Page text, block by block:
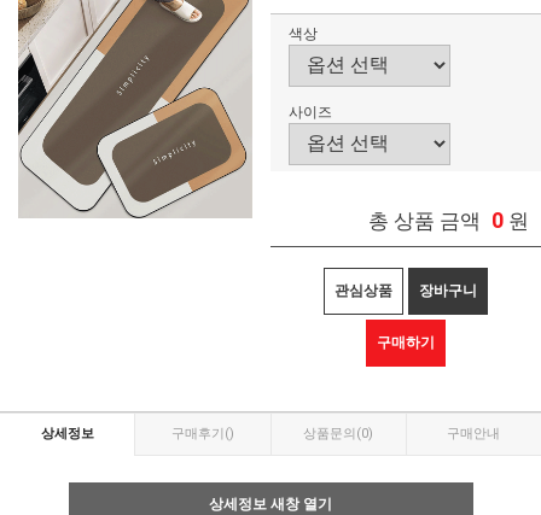
색상
사이즈
총 상품 금액 0 원
관심상품 장바구니
구매하기
상세정보 구매후기 () 상품문의 (0) 구매안내
상세정보 새창 열기